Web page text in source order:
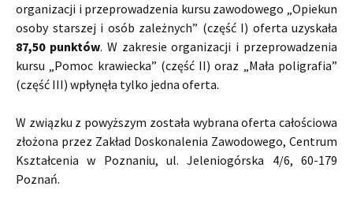
organizacji i przeprowadzenia kursu zawodowego „Opiekun
osoby starszej i osób zależnych” (część I) oferta uzyskała
87,50 punktów. W zakresie organizacji i przeprowadzenia
kursu „Pomoc krawiecka” (część II) oraz „Mała poligrafia”
(część III) wpłynęła tylko jedna oferta.
W związku z powyższym została wybrana oferta całościowa
złożona przez Zakład Doskonalenia Zawodowego, Centrum
Kształcenia w Poznaniu, ul. Jeleniogórska 4/6, 60-179
Poznań.